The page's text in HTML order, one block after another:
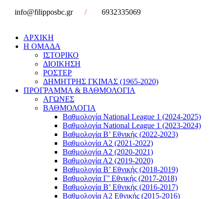
info@filipposbc.gr
/ 6932335069
ΑΡΧΙΚΗ
Η ΟΜΑΔΑ
ΙΣΤΟΡΙΚΟ
ΔΙΟΙΚΗΣΗ
ΡΟΣΤΕΡ
ΔΗΜΗΤΡΗΣ ΓΚΙΜΑΣ (1965-2020)
ΠΡΟΓΡΑΜΜΑ & ΒΑΘΜΟΛΟΓΙΑ
ΑΓΩΝΕΣ
ΒΑΘΜΟΛΟΓΙΑ
Βαθμολογία National League 1 (2024-2025)
Βαθμολογία National League 1 (2023-2024)
Βαθμολογία Β’ Εθνικής (2022-2023)
Βαθμολογία Α2 (2021-2022)
Βαθμολογία Α2 (2020-2021)
Βαθμολογία Α2 (2019-2020)
Βαθμολογία B’ Εθνικής (2018-2019)
Βαθμολογία Γ’ Εθνικής (2017-2018)
Βαθμολογία Β’ Εθνικής (2016-2017)
Βαθμολογία Α2 Εθνικής (2015-2016)